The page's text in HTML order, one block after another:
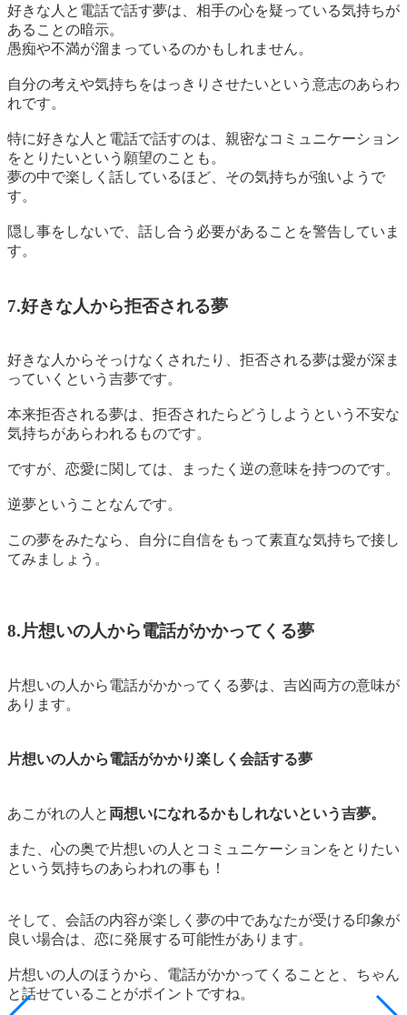
好きな人と電話で話す夢は、 相手の心を疑っている気持ちが
あることの暗示。
愚痴や不満が溜まっているのかもしれません。
自分の考えや気持ちをはっきりさせたいという意志のあらわ
れです。
特に好きな人と電話で話すのは、親密なコミュニケーション
をとりたいという願望のことも。
夢の中で楽しく話しているほど、その気持ちが強いようで
す。
隠し事をしないで、話し合う必要があることを警告していま
す。
7.好きな人から拒否される夢
好きな人からそっけなくされたり、拒否される夢は愛が深ま
っていくという吉夢です。
本来拒否される夢は、 拒否されたらどうしようという不安な
気持ちがあらわれるものです。
ですが、恋愛に関しては、まったく逆の意味を持つのです。
逆夢ということなんです。
この夢をみたなら、自分に自信をもって素直な気持ちで接し
てみましょう。
8.片想いの人から電話がかかってくる夢
片想いの人から電話がかかってくる夢は、吉凶両方の意味が
あります。
片想いの人から電話がかかり楽しく会話する夢
あこがれの人と 両想いになれるかもしれないという吉夢。
また、心の奥で片想いの人とコミュニケーションをとりたい
という気持ちのあらわれの事も！
そして、会話の内容が楽しく夢の中であなたが受ける印象が
良い場合は、恋に発展する可能性があります。
片想いの人のほうから、電話がかかってくることと、ちゃん
と話せていることがポイントですね。